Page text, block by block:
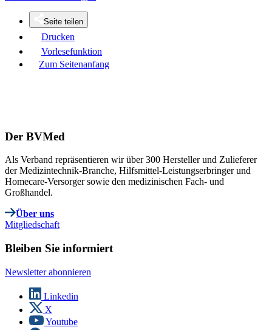
Seite teilen
Drucken
Vorlesefunktion
Zum Seitenanfang
Der BVMed
Als Verband repräsentieren wir über 300 Hersteller und Zulieferer
der Medizintechnik-Branche, Hilfsmittel-Leistungserbringer und
Homecare-Versorger sowie den medizinischen Fach- und
Großhandel.
Über uns
Mitgliedschaft
Bleiben Sie informiert
Newsletter abonnieren
Linkedin
X
Youtube